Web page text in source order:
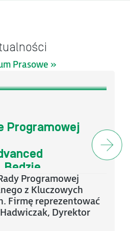
Prasowe »
Programowej
rozwoju
i
produkcji
Programowej
z Kluczowych
Firmę reprezentować
Dyrektor